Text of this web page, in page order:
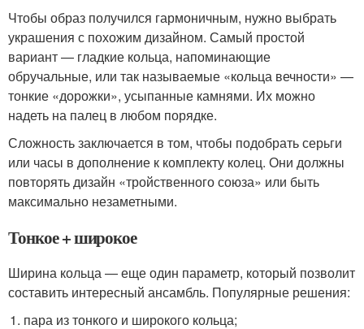
Чтобы образ получился гармоничным, нужно выбрать
украшения с похожим дизайном. Самый простой
вариант — гладкие кольца, напоминающие
обручальные, или так называемые «кольца вечности» —
тонкие «дорожки», усыпанные камнями. Их можно
надеть на палец в любом порядке.
Сложность заключается в том, чтобы подобрать серьги
или часы в дополнение к комплекту колец. Они должны
повторять дизайн «тройственного союза» или быть
максимально незаметными.
Тонкое + широкое
Ширина кольца — еще один параметр, который позволит
составить интересный ансамбль. Популярные решения:
пара из тонкого и широкого кольца;